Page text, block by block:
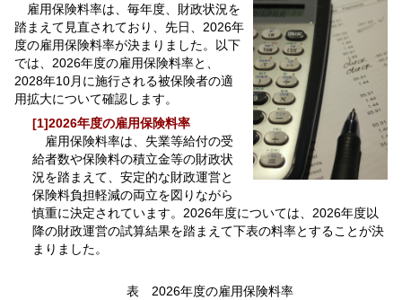
雇用保険料率は、毎年度、財政状況を
踏まえて見直されており、先日、2026年
度の雇用保険料率が決まりました。以下
では、2026年度の雇用保険料率と、
2028年10月に施行される被保険者の適
用拡大について確認します。
[1]2026年度の雇用保険料率
雇用保険料率は、失業等給付の受
給者数や保険料の積立金等の財政状
況を踏まえて、安定的な財政運営と
保険料負担軽減の両立を図りながら
慎重に決定されています。2026年度については、2026年度以
降の財政運営の試算結果を踏まえて下表の料率とすることが決
まりました。
表 2026年度の雇用保険料率